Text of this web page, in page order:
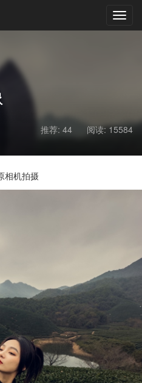
推荐: 44 阅读:15584
相机拍摄